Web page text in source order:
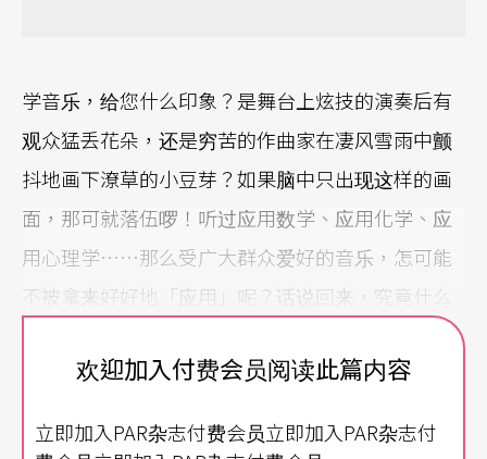
学音乐，给您什么印象？是舞台上炫技的演奏后有
观众猛丢花朵，还是穷苦的作曲家在凄风雪雨中颤
抖地画下潦草的小豆芽？如果脑中只出现这样的画
面，那可就落伍啰！听过应用数学、应用化学、应
用心理学……那么受广大群众爱好的音乐，怎可能
不被拿来好好地「应用」呢？话说回来，究竟什么
是应用音乐？简单地说，应用音乐可以说是将音乐
运用在实际生活的用途上，具有具体的实用性质，
统的概念是大不相同的！有个比喻说得好，严肃音
欢迎加入付费会员阅读此篇内容
立即加入PAR杂志付费会员立即加入PAR杂志付